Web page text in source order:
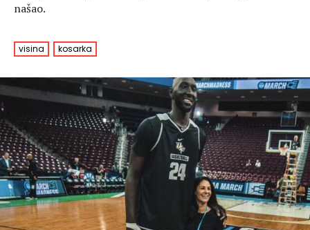
Ishrana
Hedonizam
MAGAZIN
Njega nje
Njega njega
Šminka
Tehnologija
KALORIJE
našao.
visina kosarka